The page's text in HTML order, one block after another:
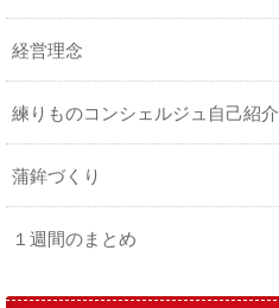
経営理念
練りものコンシェルジュ自己紹介
蒲鉾づくり
１週間のまとめ